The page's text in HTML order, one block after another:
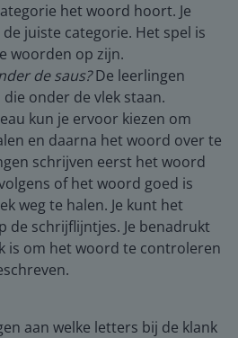
het woord hoort. Je
juiste categorie. Het spel is
woorden op zijn.
de saus?De leerlingen
onder de vlek staan.
kun je ervoor kiezen om
en daarna het woord over te
schrijven eerst het woord
of het woord goed is
weg te halen. Je kunt het
de schrijflijntjes. Je benadrukt
is om het woord te controleren
aan welke letters bij de klank